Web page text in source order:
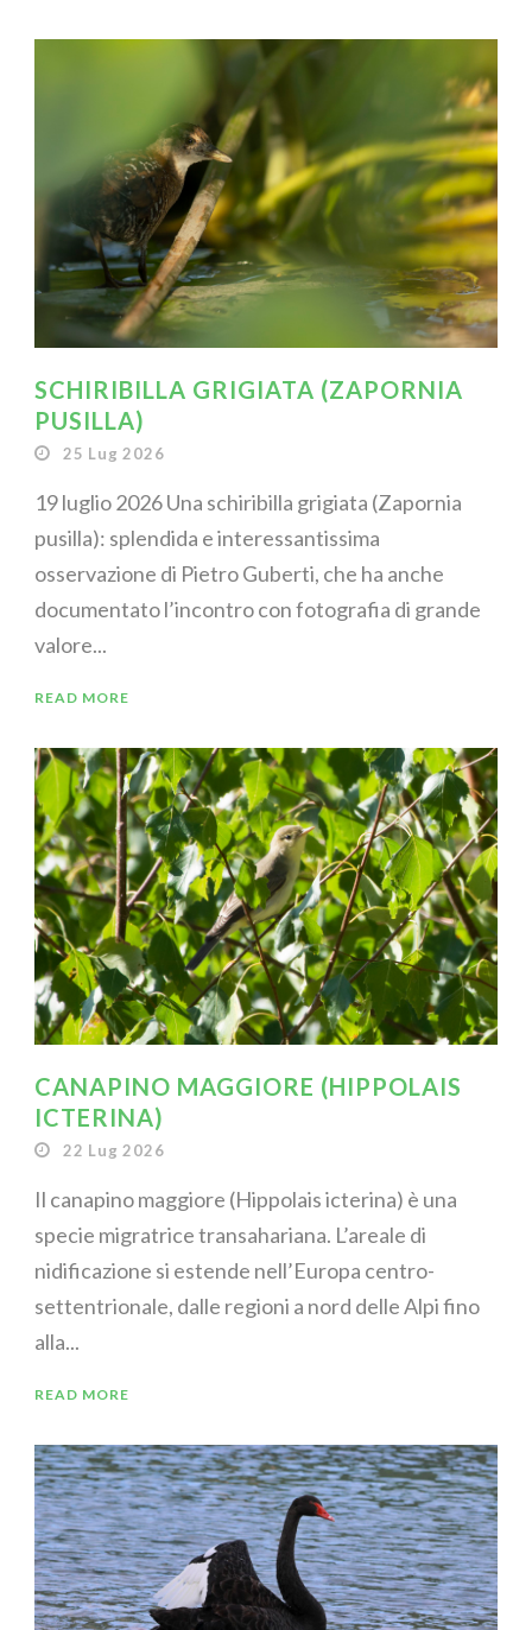
SCHIRIBILLA GRIGIATA (ZAPORNIA
PUSILLA)
25 Lug 2026
19 luglio 2026 Una schiribilla grigiata (Zapornia
pusilla): splendida e interessantissima
osservazione di Pietro Guberti, che ha anche
documentato l’incontro con fotografia di grande
valore...
READ MORE
CANAPINO MAGGIORE (HIPPOLAIS
ICTERINA)
22 Lug 2026
Il canapino maggiore (Hippolais icterina) è una
specie migratrice transahariana. L’areale di
nidificazione si estende nell’Europa centro-
settentrionale, dalle regioni a nord delle Alpi fino
alla...
READ MORE